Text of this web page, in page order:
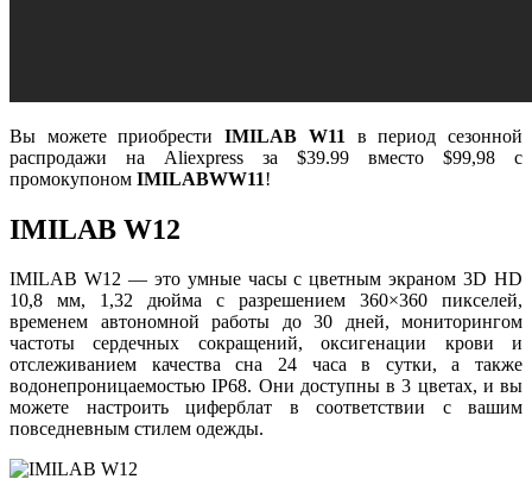
Вы можете приобрести IMILAB W11
в период сезонной
распродажи на Aliexpress за $39.99 вместо $99,98 с
промокупоном IMILABWW11!
IMILAB W12
IMILAB W12 — это умные часы с цветным экраном 3D HD
10,8 мм, 1,32 дюйма с разрешением 360×360 пикселей,
временем автономной работы до 30 дней, мониторингом
частоты сердечных сокращений, оксигенации крови и
отслеживанием качества сна 24 часа в сутки, а также
водонепроницаемостью IP68. Они доступны в 3 цветах, и вы
можете настроить циферблат в соответствии с вашим
повседневным стилем одежды.